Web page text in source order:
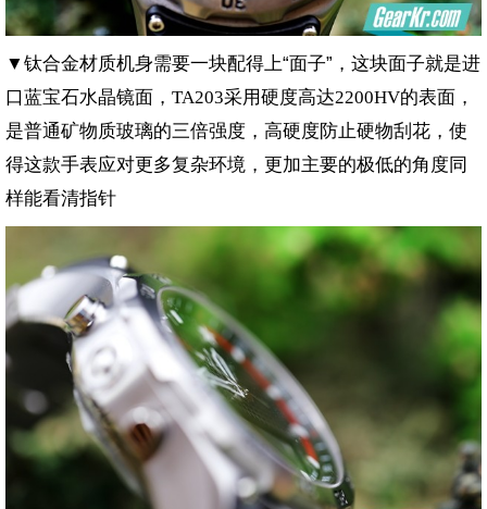
▼钛合金材质机身需要一块配得上“面子”，这块面子就是进
口蓝宝石水晶镜面， TA203采用硬度高达2200HV的表面，
是普通矿物质玻璃的三倍强度，高硬度防止硬物刮花，使
得这款手表应对更多复杂环境，更加主要的极低的角度同
样能看清指针